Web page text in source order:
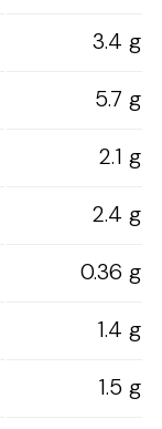
3.4 g
5.7 g
2.1 g
2.4 g
0.36 g
1.4 g
1.5 g